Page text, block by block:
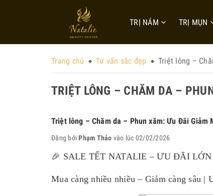
TRỊ NÁM TRỊ MỤN
Trang chủ Tư vấn sắc đẹp Triệt lông –
TRIỆT LÔNG – CHĂM DA –
Triệt lông – Chăm da – Phun xăm: Ưu Đãi Giảm
Đăng bởiPhạm Thảo vào lúc 02/02/2026
🎉 SALE TẾT NATALIE – ƯU ĐÃI
Mua càng nhiều nhiều – Giảm càng sâu |